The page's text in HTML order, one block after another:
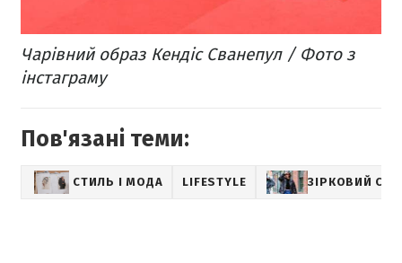
Чарівний образ Кендіс Сванепул / Фото з
інстаграму
Пов'язані теми:
СТИЛЬ І МОДА LIFESTYLE ЗІРКОВИЙ